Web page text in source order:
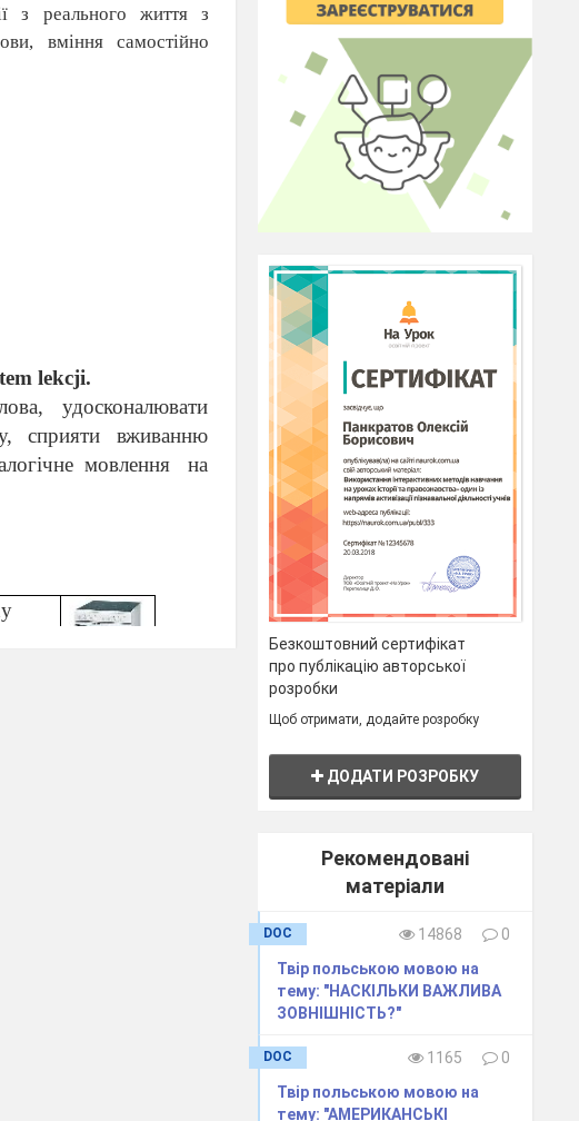
з реального життя
з
вміння
самостійно
lekcji.
удосконалювати
сприяти
вживанню
мовлення
на
Безкоштовний сертифікат
про публікацію авторської
розробки
Щоб отримати, додайте розробку
ДОДАТИ РОЗРОБКУ
Рекомендовані
матеріали
DOC 14868
0
Твір польською мовою на
тему: "НАСКІЛЬКИ ВАЖЛИВА
ЗОВНІШНІСТЬ?"
DOC 1165
0
Твір польською мовою на
тему: "АМЕРИКАНСЬКІ